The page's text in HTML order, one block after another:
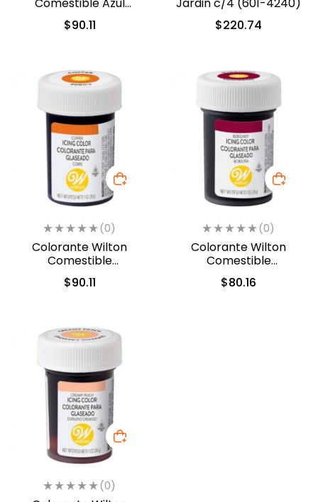
Delfin/Delphinium Blue
28.3gr. (610-228)
$90.11
$220.74
(0)
Colorante Wilton
Comestible
Cobre/Copper 28.3gr.
(610-450)
$90.11
(0)
Colorante Wilton
Comestible
Borgoña/Burgundy
28.3gr. (04-0-0050)
$80.16
(0)